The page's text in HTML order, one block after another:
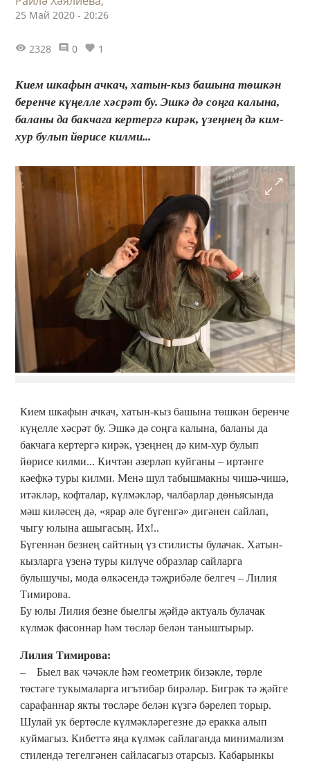
25 Май 2020 - 20:26
2328 0 1
Кием шкафын ачкач, хатын-кыз башына төшкән
беренче күңелле хәсрәт бу. Эшкә дә соңга калына,
баланы да бакчага кертергә кирәк, үзеңнең дә ким-
хур булып йөрисе килми...
Кием шкафын ачкач, хатын-кыз башына төшкән беренче
күңелле хәсрәт бу. Эшкә дә соңга калына, баланы да
бакчага кертергә кирәк, үзеңнең дә ким-хур булып
йөрисе килми... Кичтән әзерләп куйганы – иртәнге
кәефкә туры килми. Менә шул табышмакны чишә-чишә,
итәкләр, кофталар, күлмәкләр, чалбарлар дөньясында
мәш киләсең дә, «ярар әле бүгенгә» дигәнен сайлап,
чыгу юлына ашыгасың. Их!..
Бүгеннән безнең сайтның үз стилисты булачак. Хатын-
кызларга үзенә туры килүче образлар сайларга
булышучы, мода өлкәсендә тәҗрибәле белгеч – Лилия
Тимирова.
Бу юлы Лилия безне быелгы җәйдә актуаль булачак
күлмәк фасоннар һәм төсләр белән таныштырыр.
Лилия Тимирова:
– Быел вак чәчәкле һәм геометрик бизәкле, төрле
төстәге тукымаларга игътибар бирәләр. Бигрәк тә җәйге
сарафаннар якты төсләре белән күзгә бәрелеп торыр.
Шулай ук бертөсле күлмәкләрегезне дә еракка алып
куймагыз. Кибеттә яңа күлмәк сайлаганда минимализм
стилендә тегелгәнен сайласагыз отарсыз. Кабарынкы